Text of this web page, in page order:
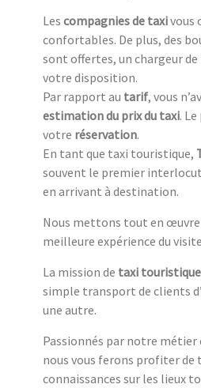
Les compagnies de taxivous
confortables. De plus, des
sont offertes, un chargeur
votre disposition.
Par rapport au tarif, vous
estimation du prix du taxi. Le
votre réservation.
En tant que taxi touristique,
souvent le premier
en arrivant à destination.
Nous mettons tout en
meilleure expérience du
La mission de taxi touristique
simple transport de clients
une autre.
Passionnés par notre
nous vous ferons profiter de
connaissances sur les lieux